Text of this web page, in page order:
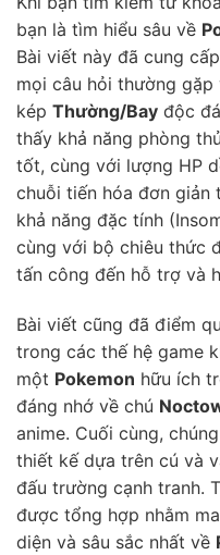
bạn là tìm hiểu sâu về
Bài viết này đã cung
mọi câu hỏi thường gặp
kép Thường/Bay độc
thấy khả năng phòng
tốt, cùng với lượng HP
chuỗi tiến hóa đơn
khả năng đặc tính
cùng với bộ chiêu thức
tấn công đến hỗ trợ và
Bài viết cũng đã điểm
trong các thế hệ game
một Pokemon hữu ích
đáng nhớ về chú
anime. Cuối cùng,
thiết kế dựa trên cú và
đấu trường cạnh tranh.
được tổng hợp nhằm
diện và sâu sắc nhất về